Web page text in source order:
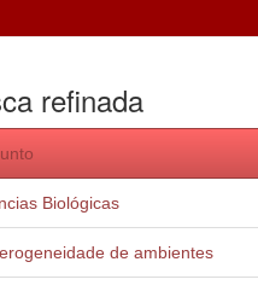
refinada
Biológicas
de ambientes